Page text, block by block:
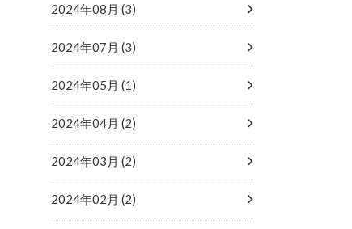
2024年08月 (3)
2024年07月 (3)
2024年05月 (1)
2024年04月 (2)
2024年03月 (2)
2024年02月 (2)